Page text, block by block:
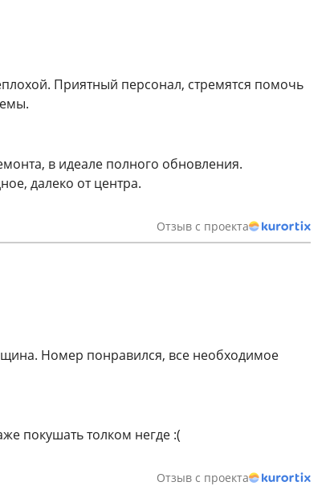
Приятный персонал, стремятся помочь
в идеале полного обновления.
далеко от центра.
Отзыв с проекта
Номер понравился, все необходимое
покушать толком негде :(
Отзыв с проекта